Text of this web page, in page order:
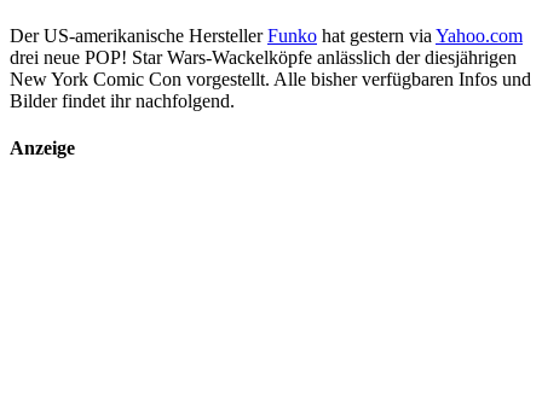
Der US-amerikanische HerstellerFunko hat gestern via Yahoo.com
drei neue POP! Star Wars-Wackelköpfe anlässlich der diesjährigen
New York Comic Con vorgestellt. Alle bisher verfügbaren Infos und
Bilder findet ihr nachfolgend.
Anzeige